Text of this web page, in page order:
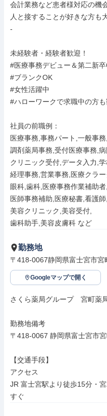
会計業務など患者様対応の機
人と接することが好きな方も
-
未経験者・経験者歓迎！
#医療事務デビュー＆第二新
#ブランクOK
#女性活躍中
#ハローワークで求職中の方も
社員の前職例：
医療事務,事務パート,一般事務,
調剤薬局事務,受付医療事務,病
クリニック受付,データ入力,学
経理事務,営業事務,医療クラー
眼科,歯科,医療事務作業補助者,
医師事務補助,医療秘書,看護師,
美容クリニック,美容受付,
歯科助手,美容皮膚科 など
勤務地
〒418-0067静岡県富士宮市宮
Googleマップで開く
さくら薬局グループ　宮町薬
勤務地備考
〒418-0067 静岡県富士宮市
【交通手段】
アクセス
JR 富士宮駅より徒歩15分・
すぐ